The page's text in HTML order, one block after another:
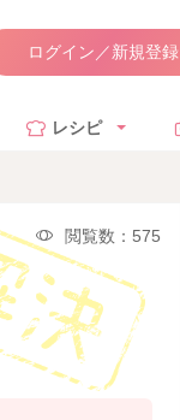
ログイン／新規登録
レシピ
閲覧数：575